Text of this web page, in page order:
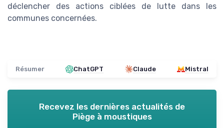
déclencher des actions ciblées de lutte dans les
communes concernées.
Résumer ChatGPT Claude Mistral
Recevez les dernières actualités de
Piège à moustiques